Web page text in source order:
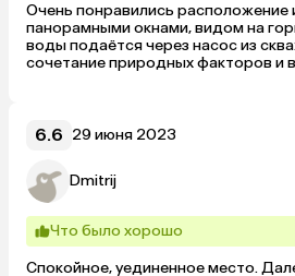
Очень понравились расположение
панорамными окнами, видом на
воды подаётся через насос из
сочетание природных факторов и
возможность пообедать и
можно открыть для себя
и в районе Красной поляны, а
и концерты!)
6.6 29 июня 2023
Dmitrij
Что было хорошо
Спокойное, уединенное место.